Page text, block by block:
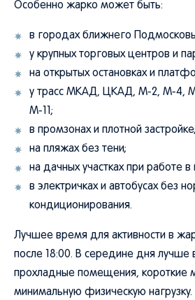
Особенно жарко может быть:
в городах ближнего
у крупных торговых центров и
на открытых остановках и
у трасс МКАД, ЦКАД, М-2, М-4,
М-11;
в промзонах и плотной застройке;
на пляжах без тени;
на дачных участках при работе в
в электричках и автобусах без
кондиционирования.
Лучшее время для активности в
после 18:00. В середине дня лучше
прохладные помещения, короткие
минимальную физическую нагрузку.